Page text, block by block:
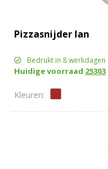
Pizzasnijder Ian
Bedrukt in 8 werkdagen
Huidige voorraad 25303